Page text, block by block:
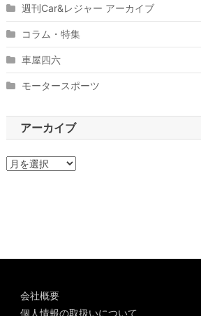
週刊Car&レジャー アーカイブ
コラム・特集
車屋四六
モータースポーツ
アーカイブ
ア
会社概要
個人情報の取扱いについて